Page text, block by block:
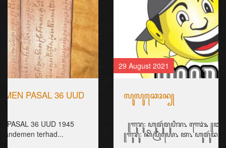
29 August 2021
ꦭꦸꦭꦸꦕꦺꦴꦤ꧀
꧋ꦒꦸꦫꦸ꧇ ꦲꦸꦩꦸꦂꦩꦸꦥꦶꦫ꧈ ꦒꦺꦴꦁ꧉ ꧋ꦧꦒꦺꦴꦁ꧇ ꦲꦶꦕꦭ꧀ ꦥꦏ꧀ꦒꦸꦫꦸ꧉
꧋ꦒꦸꦫꦸ꧇ ꦏꦼꦥꦿꦶꦪꦺ꧈ ꦠ꧈ ꦲꦸꦩꦸꦂꦢꦢꦶꦧꦶꦱꦲꦶ...